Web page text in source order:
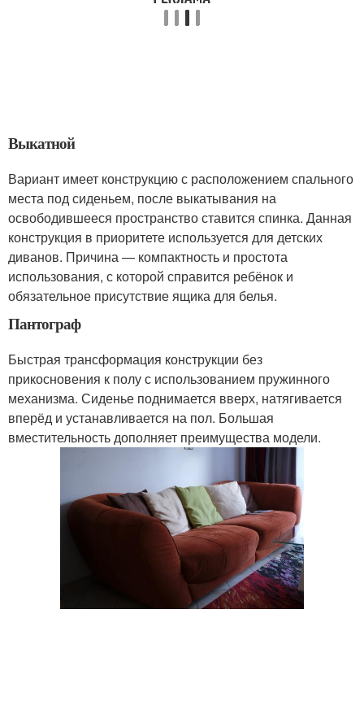
Выкатной
Вариант имеет конструкцию с расположением спального
места под сиденьем, после выкатывания на
освободившееся пространство ставится спинка. Данная
конструкция в приоритете используется для детских
диванов. Причина — компактность и простота
использования, с которой справится ребёнок и
обязательное присутствие ящика для белья.
Пантограф
Быстрая трансформация конструкции без
прикосновения к полу с использованием пружинного
механизма. Сиденье поднимается вверх, натягивается
вперёд и устанавливается на пол. Большая
вместительность дополняет преимущества модели.